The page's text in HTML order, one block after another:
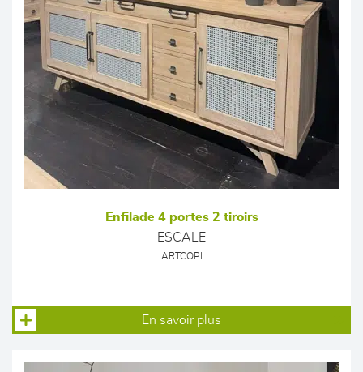
Enfilade 4 portes 2 tiroirs
ESCALE
ARTCOPI
En savoir plus